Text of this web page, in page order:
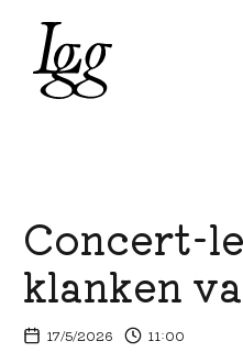
Concert-
klanken
17/5/2026 11:00